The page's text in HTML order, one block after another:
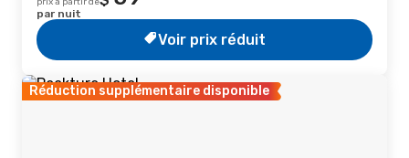
par nuit
Voir prix réduit
Réduction supplémentaire disponible